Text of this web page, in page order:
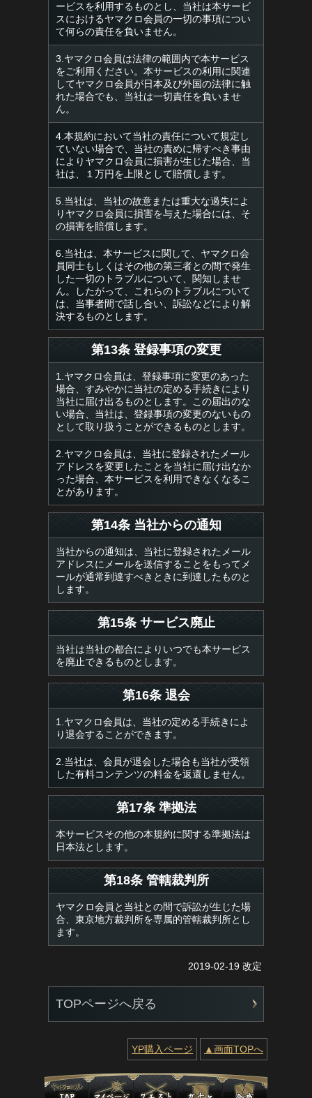
ービスを利用するものとし、当社は本サービ
スにおけるヤマクロ会員の一切の事項につい
て何らの責任を負いません。
3.ヤマクロ会員は法律の範囲内で本サービス
をご利用ください。本サービスの利用に関連
してヤマクロ会員が日本及び外国の法律に触
れた場合でも、当社は一切責任を負いませ
ん。
4.本規約において当社の責任について規定し
ていない場合で、当社の責めに帰すべき事由
によりヤマクロ会員に損害が生じた場合、当
社は、１万円を上限として賠償します。
5.当社は、当社の故意または重大な過失によ
りヤマクロ会員に損害を与えた場合には、そ
の損害を賠償します。
6.当社は、本サービスに関して、ヤマクロ会
員同士もしくはその他の第三者との間で発生
した一切のトラブルについて、関知しませ
ん。したがって、これらのトラブルについて
は、当事者間で話し合い、訴訟などにより解
決するものとします。
第13条 登録事項の変更
1.ヤマクロ会員は、登録事項に変更のあった
場合、すみやかに当社の定める手続きにより
当社に届け出るものとします。この届出のな
い場合、当社は、登録事項の変更のないもの
として取り扱うことができるものとします。
2.ヤマクロ会員は、当社に登録されたメール
アドレスを変更したことを当社に届け出なか
った場合、本サービスを利用できなくなるこ
とがあります。
第14条 当社からの通知
当社からの通知は、当社に登録されたメール
アドレスにメールを送信することをもってメ
ールが通常到達すべきときに到達したものと
します。
第15条 サービス廃止
当社は当社の都合によりいつでも本サービス
を廃止できるものとします。
第16条 退会
1.ヤマクロ会員は、当社の定める手続きによ
り退会することができます。
2.当社は、会員が退会した場合も当社が受領
した有料コンテンツの料金を返還しません。
第17条 準拠法
本サービスその他の本規約に関する準拠法は
日本法とします。
第18条 管轄裁判所
ヤマクロ会員と当社との間で訴訟が生じた場
合、東京地方裁判所を専属的管轄裁判所とし
ます。
2019-02-19 改定
TOPページへ戻る
YP購入ページ ▲画面TOPへ